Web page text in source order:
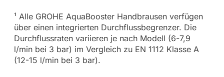
¹ Alle GROHE AquaBooster Handbrausen verfügen
über einen integrierten Durchflussbegrenzer. Die
Durchflussraten variieren je nach Modell (6-7,9
l/min bei 3 bar) im Vergleich zu EN 1112 Klasse A
(12-15 l/min bei 3 bar).